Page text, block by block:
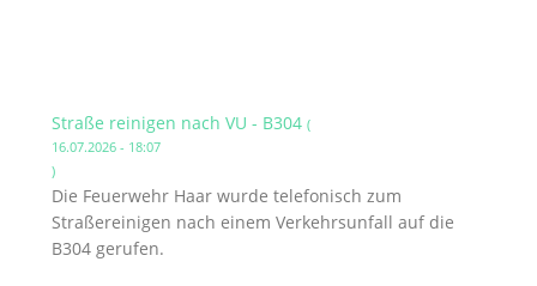
Straße reinigen nach VU - B304 (
16.07.2026 - 18:07
)
Die Feuerwehr Haar wurde telefonisch zum
Straßereinigen nach einem Verkehrsunfall auf die
B304 gerufen.